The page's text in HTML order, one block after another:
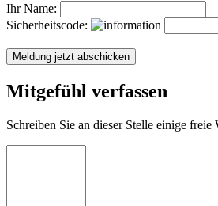
Ihr Name:
Sicherheitscode:
Mitgefühl verfassen
Schreiben Sie an dieser Stelle einige